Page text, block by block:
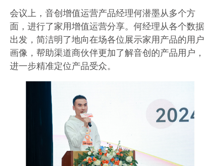
会议上，音创增值运营产品经理何潜墨从多个方
面，进行了家用增值运营分享。何经理从各个数据
出发，简洁明了地向在场各位展示家用产品的用户
画像，帮助渠道商伙伴更加了解音创的产品用户，
进一步精准定位产品受众。